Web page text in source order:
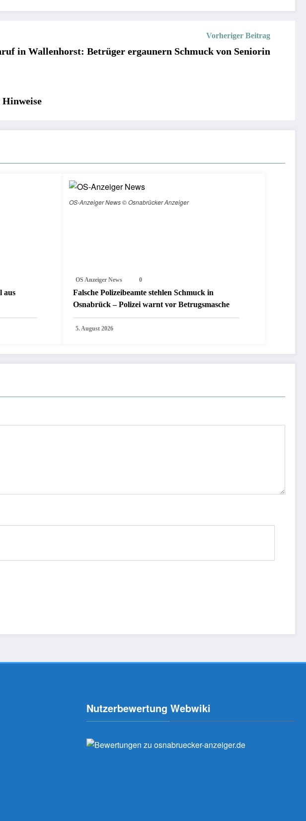
Vorheriger Beitrag
in Wallenhorst: Betrüger ergaunern Schmuck von Seniorin
aus
OS-Anzeiger News © Osnabrücker Anzeiger
OS Anzeiger News 0
Falsche Polizeibeamte stehlen Schmuck in
Osnabrück – Polizei warnt vor Betrugsmasche
5. August 2026
Nutzerbewertung Webwiki